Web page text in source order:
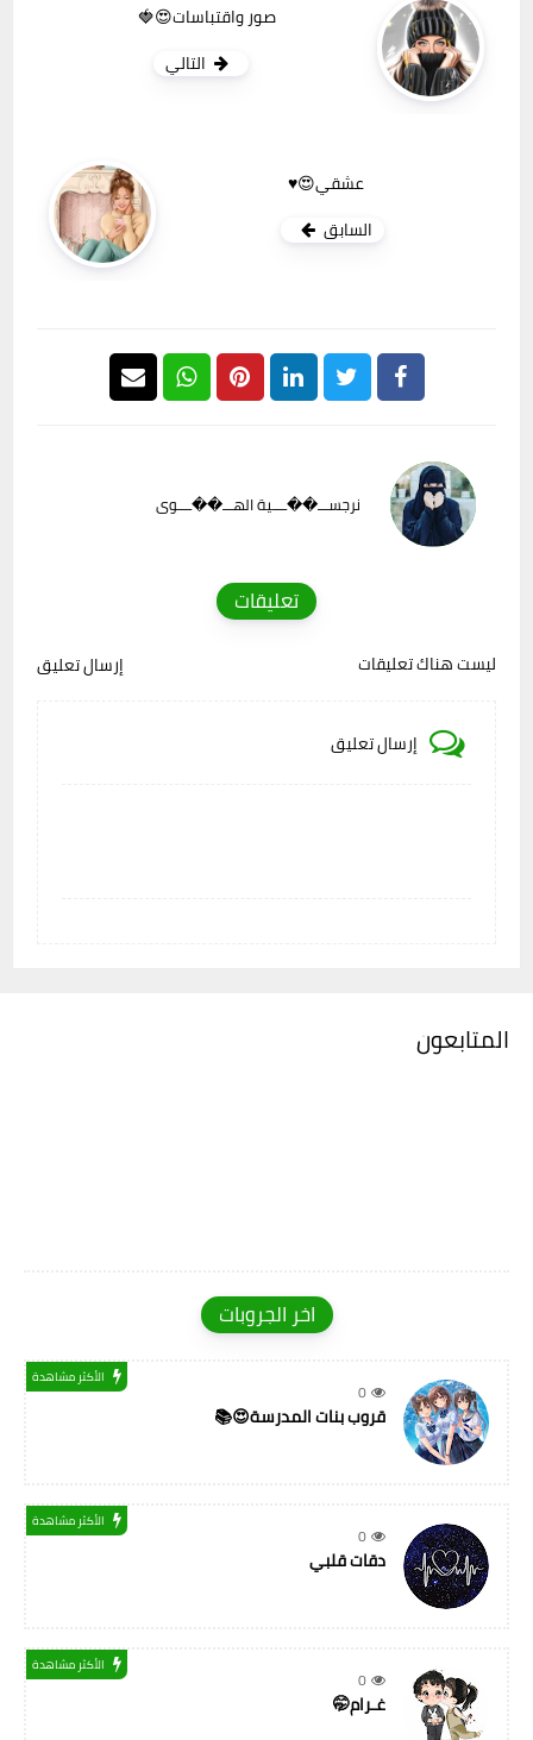
صور واقتباسات😍🍓
التالي
عشقي😍♥
السابق
نرجســـ��ــــية الهـــ��ــــوى
تعليقات
ليست هناك تعليقات إرسال تعليق
إرسال تعليق
المتابعون
اخر الجروبات
0
الأكثر مشاهدة
قروب بنات المدرسة😍📚
0
الأكثر مشاهدة
دقات قلبي
0
الأكثر مشاهدة
غـرام🤭